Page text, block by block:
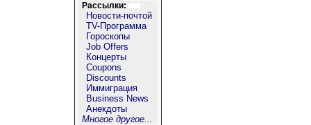
Рассылки:
Новости-почтой
TV-Программа
Гороскопы
Job Offers
Концерты
Coupons
Discounts
Иммиграция
Business News
Анекдоты
Многое другое...